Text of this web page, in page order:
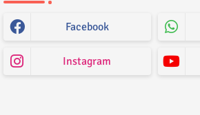
Facebook
Instagram